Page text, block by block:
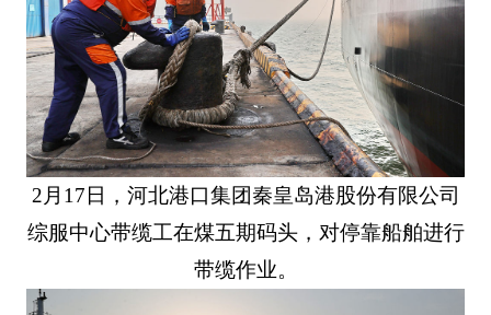
2月17日，河北港口集团秦皇岛港股份有限公司
综服中心带缆工在煤五期码头，对停靠船舶进行
带缆作业。